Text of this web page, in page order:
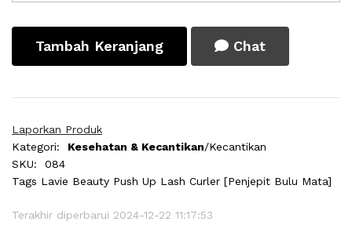
Tambah Keranjang Chat
Laporkan Produk
Kategori:
Kesehatan & Kecantikan/Kecantikan
SKU:
084
Tags Lavie Beauty Push Up Lash Curler [Penjepit Bulu Mata]
Terakhir diperbarui 2024-12-22 11:17:53